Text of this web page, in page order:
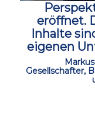
eröffnet.
Inhalte
eigenen
Gesellschafter,